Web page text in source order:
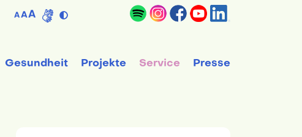
A AA
Gesundheit Projekte Service Presse